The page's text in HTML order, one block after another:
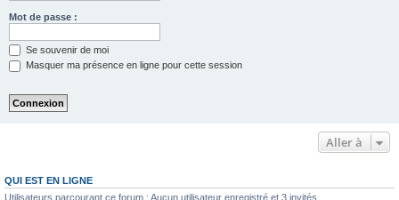
Mot de passe :
Se souvenir de moi
Masquer ma présence en ligne pour cette session
Aller à
QUI EST EN LIGNE
Utilisateurs parcourant ce forum : Aucun utilisateur enregistré et 3 invités